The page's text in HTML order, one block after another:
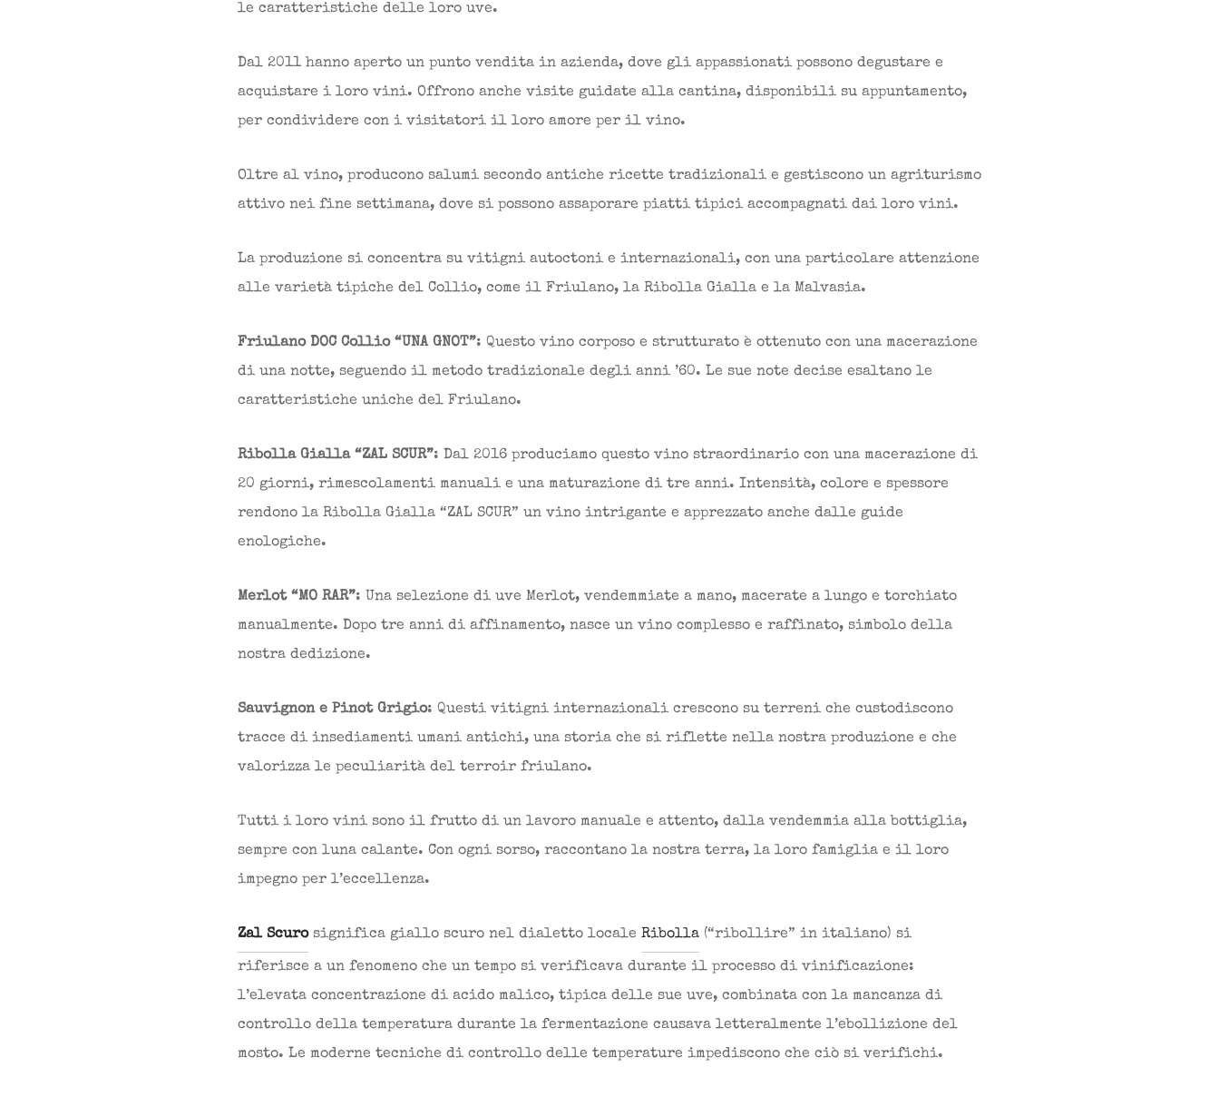
le caratteristiche delle loro uve.
Dal 2011 hanno aperto un punto vendita in azienda, dove gli appassionati possono degustare e
acquistare i loro vini. Offrono anche visite guidate alla cantina, disponibili su appuntamento,
per condividere con i visitatori il loro amore per il vino.
Oltre al vino, producono salumi secondo antiche ricette tradizionali e gestiscono un agriturismo
attivo nei fine settimana, dove si possono assaporare piatti tipici accompagnati dai loro vini.
La produzione si concentra su vitigni autoctoni e internazionali, con una particolare attenzione
alle varietà tipiche del Collio, come il Friulano, la Ribolla Gialla e la Malvasia.
Friulano DOC Collio “UNA GNOT”: Questo vino corposo e strutturato è ottenuto con una macerazione
di una notte, seguendo il metodo tradizionale degli anni ’60. Le sue note decise esaltano le
caratteristiche uniche del Friulano.
Ribolla Gialla “ZAL SCUR”: Dal 2016 produciamo questo vino straordinario con una macerazione di
20 giorni, rimescolamenti manuali e una maturazione di tre anni. Intensità, colore e spessore
rendono la Ribolla Gialla “ZAL SCUR” un vino intrigante e apprezzato anche dalle guide
enologiche.
Merlot “MO RAR”: Una selezione di uve Merlot, vendemmiate a mano, macerate a lungo e torchiato
manualmente. Dopo tre anni di affinamento, nasce un vino complesso e raffinato, simbolo della
nostra dedizione.
Sauvignon e Pinot Grigio: Questi vitigni internazionali crescono su terreni che custodiscono
tracce di insediamenti umani antichi, una storia che si riflette nella nostra produzione e che
valorizza le peculiarità del terroir friulano.
Tutti i loro vini sono il frutto di un lavoro manuale e attento, dalla vendemmia alla bottiglia,
sempre con luna calante. Con ogni sorso, raccontano la nostra terra, la loro famiglia e il loro
impegno per l’eccellenza.
Zal Scurosignifica giallo scuro nel dialetto locale Ribolla (“ribollire” in italiano) si
riferisce a un fenomeno che un tempo si verificava durante il processo di vinificazione:
l’elevata concentrazione di acido malico, tipica delle sue uve, combinata con la mancanza di
controllo della temperatura durante la fermentazione causava letteralmente l’ebollizione del
mosto. Le moderne tecniche di controllo delle temperature impediscono che ciò si verifichi.